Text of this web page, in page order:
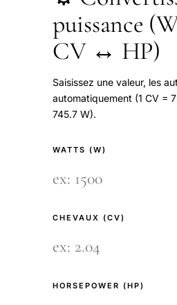
puissance
CV ↔ HP)
Saisissez une valeur, les
automatiquement (1 CV =
745.7 W).
WATTS (W)
CHEVAUX (CV)
HORSEPOWER (HP)